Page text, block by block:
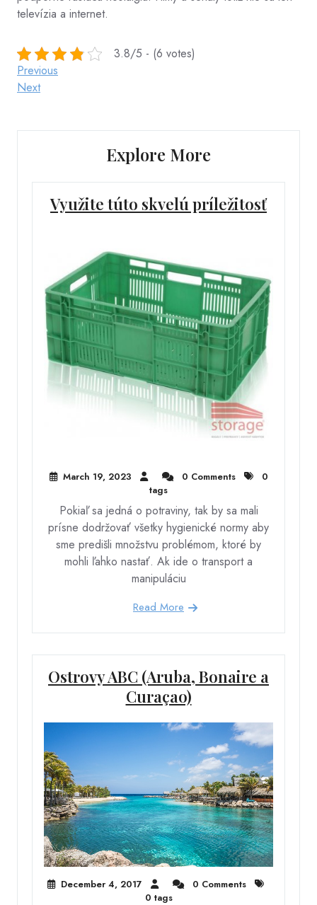
televízia a internet.
3.8/5 - (6 votes)
Post
navigation
Previous
Post
Previous
Next
Next
Explore More
Využite túto skvelú príležitosť
March 19, 2023 0 Comments
0
tags
Pokiaľ sa jedná o potraviny, tak by sa mali
prísne dodržovať všetky hygienické normy aby
sme predišli množstvu problémom, ktoré by
mohli ľahko nastať. Ak ide o transport a
manipuláciu
Read More
Ostrovy ABC (Aruba, Bonaire a
Curaçao)
December 4, 2017
0 Comments
0 tags